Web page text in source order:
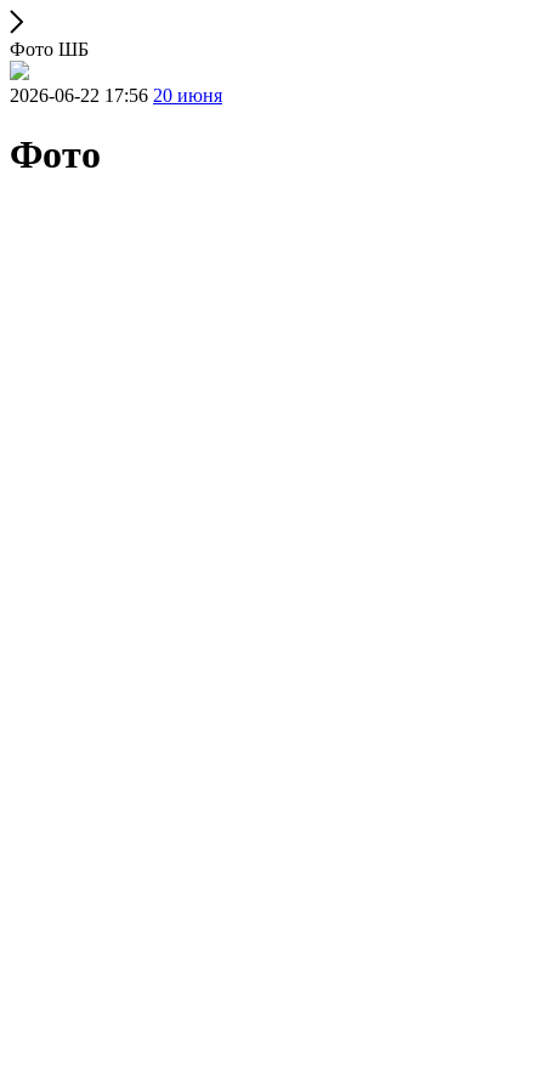
Фото ШБ
2026-06-22 17:56 20 июня
Фото